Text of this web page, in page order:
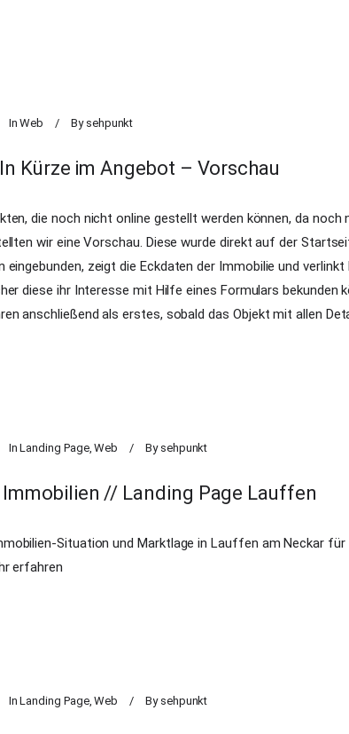
In Web By sehpunkt
Kürze im Angebot – Vorschau
die noch nicht online gestellt werden können, da noch
wir eine Vorschau. Diese wurde direkt auf der
eingebunden, zeigt die Eckdaten der Immobilie und
diese ihr Interesse mit Hilfe eines Formulars bekunden
anschließend als erstes, sobald das Objekt mit allen
In Landing Page,Web By sehpunkt
// Landing Page Lauffen
Situation und Marktlage in Lauffen am Neckar für
erfahren
In Landing Page,Web By sehpunkt